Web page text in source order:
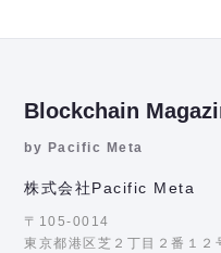
Blockchain
by Pacific Meta
株式会社Pacific Meta
〒105-0014
東京都港区芝２丁目２番１２